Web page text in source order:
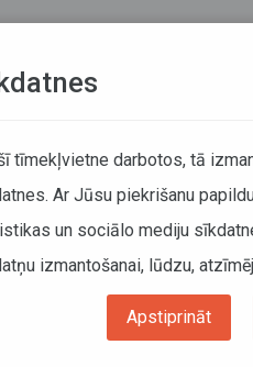
izskatīšana atļaujas
regulāriem starptautiskiem
tīmekļvietne darbotos, tā
Ar Jūsu piekrišanu
un sociālo mediju
izmantošanai, lūdzu,
Apstiprināt